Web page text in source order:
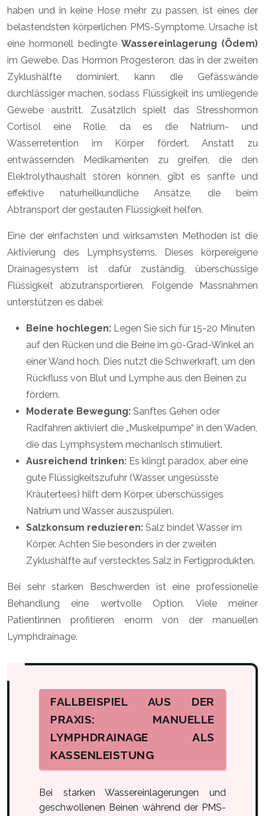
haben und in keine Hose mehr zu passen, ist eines der
belastendsten körperlichen PMS-Symptome. Ursache ist
eine hormonell bedingte Wassereinlagerung (Ödem)
im Gewebe. Das Hormon Progesteron, das in der zweiten
Zyklushälfte dominiert, kann die Gefässwände
durchlässiger machen, sodass Flüssigkeit ins umliegende
Gewebe austritt. Zusätzlich spielt das Stresshormon
Cortisol eine Rolle, da es die Natrium- und
Wasserretention im Körper fördert. Anstatt zu
entwässernden Medikamenten zu greifen, die den
Elektrolythaushalt stören können, gibt es sanfte und
effektive naturheilkundliche Ansätze, die beim
Abtransport der gestauten Flüssigkeit helfen.
Eine der einfachsten und wirksamsten Methoden ist die
Aktivierung des Lymphsystems. Dieses körpereigene
Drainagesystem ist dafür zuständig, überschüssige
Flüssigkeit abzutransportieren. Folgende Massnahmen
unterstützen es dabei:
Beine hochlegen: Legen Sie sich für 15-20 Minuten
auf den Rücken und die Beine im 90-Grad-Winkel an
einer Wand hoch. Dies nutzt die Schwerkraft, um den
Rückfluss von Blut und Lymphe aus den Beinen zu
fördern.
Moderate Bewegung: Sanftes Gehen oder
Radfahren aktiviert die „Muskelpumpe“ in den Waden,
die das Lymphsystem mechanisch stimuliert.
Ausreichend trinken: Es klingt paradox, aber eine
gute Flüssigkeitszufuhr (Wasser, ungesüsste
Kräutertees) hilft dem Körper, überschüssiges
Natrium und Wasser auszuspülen.
Salzkonsum reduzieren: Salz bindet Wasser im
Körper. Achten Sie besonders in der zweiten
Zyklushälfte auf verstecktes Salz in Fertigprodukten.
Bei sehr starken Beschwerden ist eine professionelle
Behandlung eine wertvolle Option. Viele meiner
Patientinnen profitieren enorm von der manuellen
Lymphdrainage.
FALLBEISPIEL AUS DER
PRAXIS: MANUELLE
LYMPHDRAINAGE ALS
KASSENLEISTUNG
Bei starken Wassereinlagerungen und
geschwollenen Beinen während der PMS-